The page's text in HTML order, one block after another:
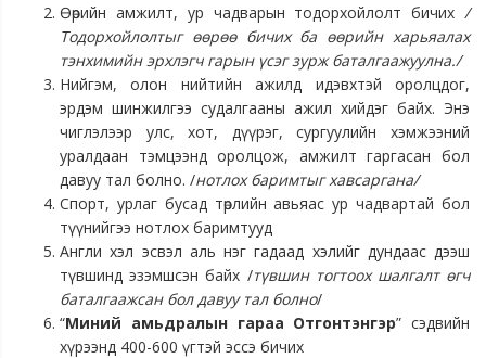
Өөрийн амжилт, ур чадварын тодорхойлолт бичих /
Тодорхойлолтыг өөрөө бичих ба өөрийн харьяалах
тэнхимийн эрхлэгч гарын үсэг зурж баталгаажуулна./
Нийгэм, олон нийтийн ажилд идэвхтэй оролцдог,
эрдэм шинжилгээ судалгааны ажил хийдэг байх. Энэ
чиглэлээр улс, хот, дүүрэг, сургуулийн хэмжээний
уралдаан тэмцээнд оролцож, амжилт гаргасан бол
давуу тал болно. /нотлох баримтыг хавсаргана/
Спорт, урлаг бусад төрлийн авьяас ур чадвартай бол
түүнийгээ нотлох баримтууд
Англи хэл эсвэл аль нэг гадаад хэлийг дундаас дээш
түвшинд эзэмшсэн байх /түвшин тогтоох шалгалт өгч
баталгаажсан бол давуу тал болно/
“Миний амьдралын гараа Отгонтэнгэр” сэдвийн
хүрээнд 400-600 үгтэй эссэ бичих